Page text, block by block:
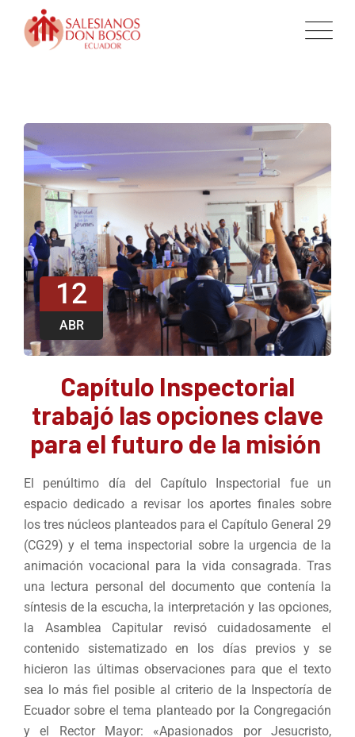
12
ABR
Capítulo Inspectorial
trabajó las opciones clave
para el futuro de la misión
El penúltimo día del Capítulo Inspectorial fue un
espacio dedicado a revisar los aportes finales sobre
los tres núcleos planteados para el Capítulo General 29
(CG29) y el tema inspectorial sobre la urgencia de la
animación vocacional para la vida consagrada. Tras
una lectura personal del documento que contenía la
síntesis de la escucha, la interpretación y las opciones,
la Asamblea Capitular revisó cuidadosamente el
contenido sistematizado en los días previos y se
hicieron las últimas observaciones para que el texto
sea lo más fiel posible al criterio de la Inspectoría de
Ecuador sobre el tema planteado por la Congregación
y el Rector Mayor: «Apasionados por Jesucristo,